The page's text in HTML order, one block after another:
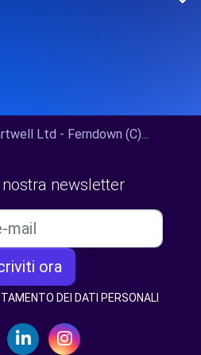
Ltd - Ferndown (C)...
newsletter
ora
DEI DATI PERSONALI